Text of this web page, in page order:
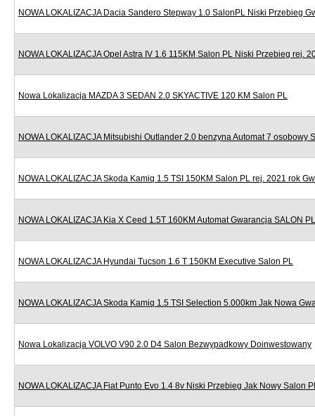
NOWA LOKALIZACJA Dacia Sandero Stepway 1.0 SalonPL Niski Przebieg
NOWA LOKALIZACJA Opel Astra IV 1.6 115KM Salon PL Niski Przebieg rej.
Nowa Lokalizacja MAZDA 3 SEDAN 2.0 SKYACTIVE 120 KM Salon PL
NOWA LOKALIZACJA Mitsubishi Outlander 2.0 benzyna Automat 7 osobowy
NOWA LOKALIZACJA Skoda Kamiq 1.5 TSI 150KM Salon PL rej. 2021 rok
NOWA LOKALIZACJA Kia X Ceed 1.5T 160KM Automat Gwarancja SALON PL
NOWA LOKALIZACJA Hyundai Tucson 1.6 T 150KM Executive Salon PL
NOWA LOKALIZACJA Skoda Kamiq 1.5 TSI Selection 5.000km Jak Nowa
Nowa Lokalizacja VOLVO V90 2.0 D4 Salon Bezwypadkowy Doinwestowany
NOWA LOKALIZACJA Fiat Punto Evo 1.4 8v Niski Przebieg Jak Nowy Salon